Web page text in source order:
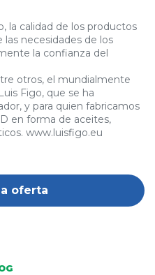
la calidad de los productos
las necesidades de los
la confianza del
otros, el mundialmente
Figo, que se ha
y para quien fabricamos
en forma de aceites,
www.luisfigo.eu
oferta